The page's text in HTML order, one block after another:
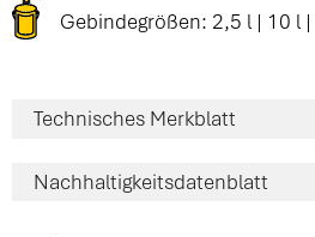
Gebindegrößen: 2,5 l | 10 l
Technisches Merkblatt
Nachhaltigkeitsdatenblatt